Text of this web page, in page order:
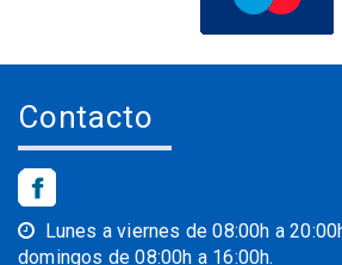
Contacto
Lunes a viernes de 08:00h a
domingos de 08:00h a 16:00h.